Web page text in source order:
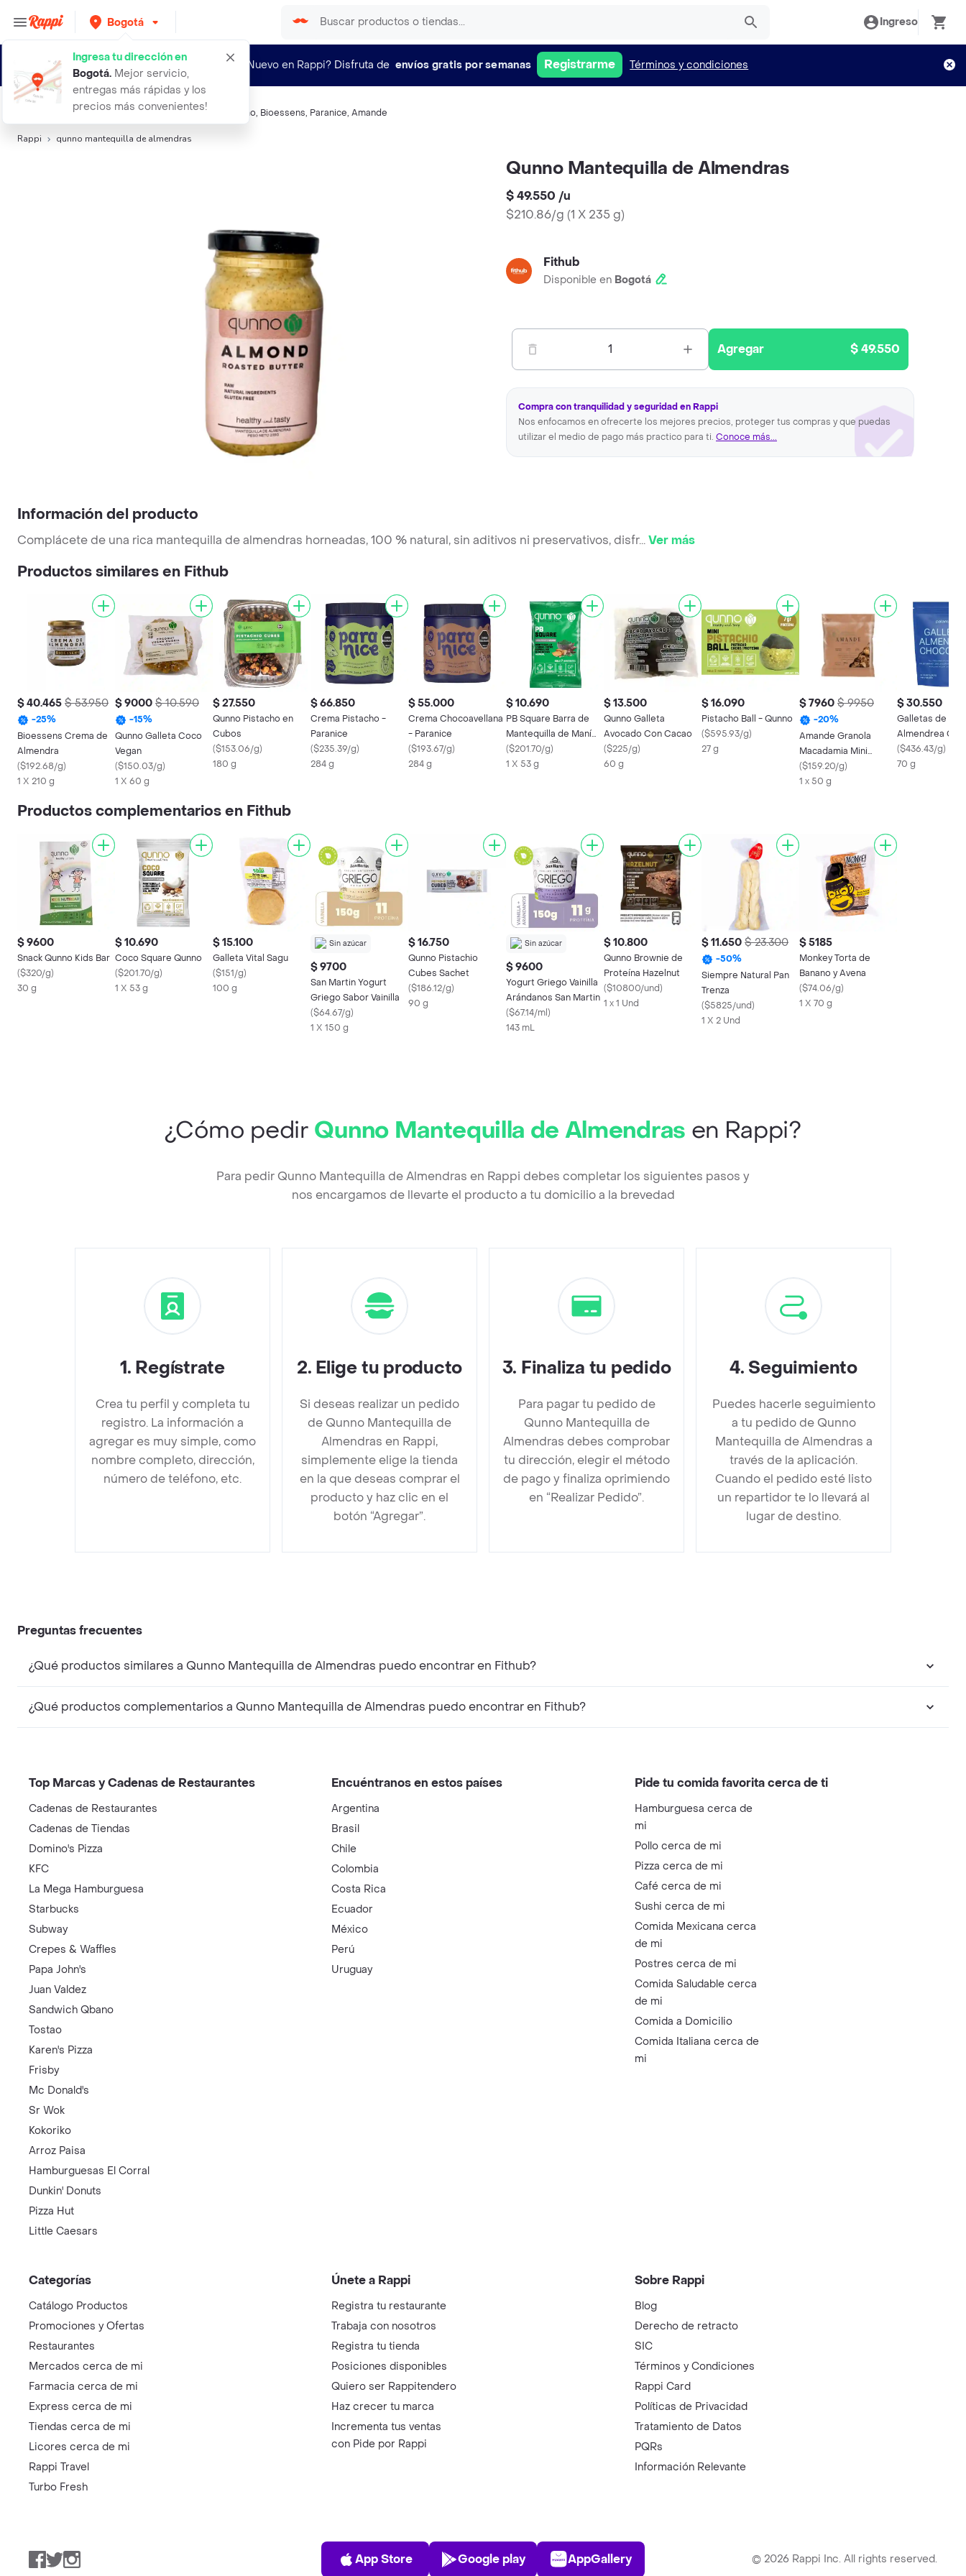
Bogotá
Ingresa tu dirección en
Bogotá. Mejor servicio,
entregas más rápidas y los
precios más convenientes!
Ingreso
¿Nuevo en Rappi? Disfruta de envíos gratis por semanas Registrarme Términos y condiciones
Búsquedas relacionadas:Pasta dulce para untar Qunno, Bioessens, Paranice, Amande
Rappi qunno mantequilla de almendras
Qunno Mantequilla de Almendras
$ 49.550 /u
$210.86/g (1 X 235 g)
Fithub
Disponible en Bogotá
1 Agregar $ 49.550
Compra con tranquilidad y seguridad en Rappi
Nos enfocamos en ofrecerte los mejores precios, proteger tus compras y que puedas
utilizar el medio de pago más practico para ti. Conoce más...
Información del producto
Complácete de una rica mantequilla de almendras horneadas, 100 % natural, sin aditivos ni preservativos, disfr...Ver más
Productos similares en Fithub
$ 40.465 $ 53.950
-25%
Bioessens Crema de
Almendra
($192.68/g)
1 X 210 g
$ 9000 $ 10.590
-15%
Qunno Galleta Coco
Vegan
($150.03/g)
1 X 60 g
$ 27.550
Qunno Pistacho en
Cubos
($153.06/g)
180 g
$ 66.850
Crema Pistacho -
Paranice
($235.39/g)
284 g
$ 55.000
Crema Chocoavellana
- Paranice
($193.67/g)
284 g
$ 10.690
PB Square Barra de
Mantequilla de Maní
con Espirulina Qunno
($201.70/g)
1 X 53 g
$ 13.500
Qunno Galleta
Avocado Con Cacao
($225/g)
60 g
$ 16.090
Pistacho Ball - Qunno
($595.93/g)
27 g
$ 7960 $ 9950
-20%
Amande Granola
Macadamia Mini
Chocolate
($159.20/g)
1 x 50 g
$ 30.550
Galletas de
Almendrea
- Palamano
($436.43/g)
70 g
Productos complementarios en Fithub
$ 9600
Snack Qunno Kids Bar
($320/g)
30 g
$ 10.690
Coco Square Qunno
($201.70/g)
1 X 53 g
$ 15.100
Galleta Vital Sagu
($151/g)
100 g
Sin azúcar
$ 9700
San Martin Yogurt
Griego Sabor Vainilla
($64.67/g)
1 X 150 g
$ 16.750
Qunno Pistachio
Cubes Sachet
($186.12/g)
90 g
Sin azúcar
$ 9600
Yogurt Griego Vainilla
Arándanos San Martin
($67.14/ml)
143 mL
$ 10.800
Qunno Brownie de
Proteína Hazelnut
($10800/und)
1 x 1 Und
$ 11.650 $ 23.300
-50%
Siempre Natural Pan
Trenza
($5825/und)
1 X 2 Und
$ 5185
Monkey Torta de
Banano y Avena
($74.06/g)
1 X 70 g
¿Cómo pedir Qunno Mantequilla de Almendras en Rappi?
Para pedir Qunno Mantequilla de Almendras en Rappi debes completar los siguientes pasos y
nos encargamos de llevarte el producto a tu domicilio a la brevedad
1. Regístrate
Crea tu perfil y completa tu
registro. La información a
agregar es muy simple, como
nombre completo, dirección,
número de teléfono, etc.
2. Elige tu producto
Si deseas realizar un pedido
de Qunno Mantequilla de
Almendras en Rappi,
simplemente elige la tienda
en la que deseas comprar el
producto y haz clic en el
botón “Agregar”.
3. Finaliza tu pedido
Para pagar tu pedido de
Qunno Mantequilla de
Almendras debes comprobar
tu dirección, elegir el método
de pago y finaliza oprimiendo
en “Realizar Pedido”.
4. Seguimiento
Puedes hacerle seguimiento
a tu pedido de Qunno
Mantequilla de Almendras a
través de la aplicación.
Cuando el pedido esté listo
un repartidor te lo llevará al
lugar de destino.
Preguntas frecuentes
¿Qué productos similares a Qunno Mantequilla de Almendras puedo encontrar en Fithub?
¿Qué productos complementarios a Qunno Mantequilla de Almendras puedo encontrar en Fithub?
Top Marcas y Cadenas de Restaurantes
Cadenas de Restaurantes
Cadenas de Tiendas
Domino's Pizza
KFC
La Mega Hamburguesa
Starbucks
Subway
Crepes & Waffles
Papa John's
Juan Valdez
Sandwich Qbano
Tostao
Karen's Pizza
Frisby
Mc Donald's
Sr Wok
Kokoriko
Arroz Paisa
Hamburguesas El Corral
Dunkin' Donuts
Pizza Hut
Little Caesars
Encuéntranos en estos países
Argentina
Brasil
Chile
Colombia
Costa Rica
Ecuador
México
Perú
Uruguay
Pide tu comida favorita cerca de ti
Hamburguesa cerca de
mi
Pollo cerca de mi
Pizza cerca de mi
Café cerca de mi
Sushi cerca de mi
Comida Mexicana cerca
de mi
Postres cerca de mi
Comida Saludable cerca
de mi
Comida a Domicilio
Comida Italiana cerca de
mi
Categorías
Catálogo Productos
Promociones y Ofertas
Restaurantes
Mercados cerca de mi
Farmacia cerca de mi
Express cerca de mi
Tiendas cerca de mi
Licores cerca de mi
Rappi Travel
Turbo Fresh
Únete a Rappi
Registra tu restaurante
Trabaja con nosotros
Registra tu tienda
Posiciones disponibles
Quiero ser Rappitendero
Haz crecer tu marca
Incrementa tus ventas
con Pide por Rappi
Sobre Rappi
Blog
Derecho de retracto
SIC
Términos y Condiciones
Rappi Card
Políticas de Privacidad
Tratamiento de Datos
PQRs
Información Relevante
Facebook
TwitterInstagram
App Store
App Store
Play Store
Google play
AppGallery
AppGallery © 2026 Rappi Inc. All rights reserved.